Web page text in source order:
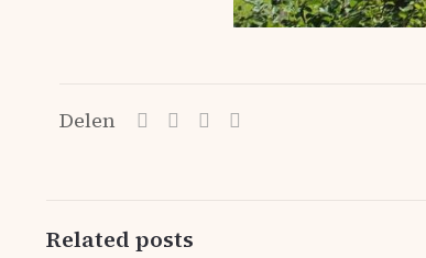
Delen
Related posts